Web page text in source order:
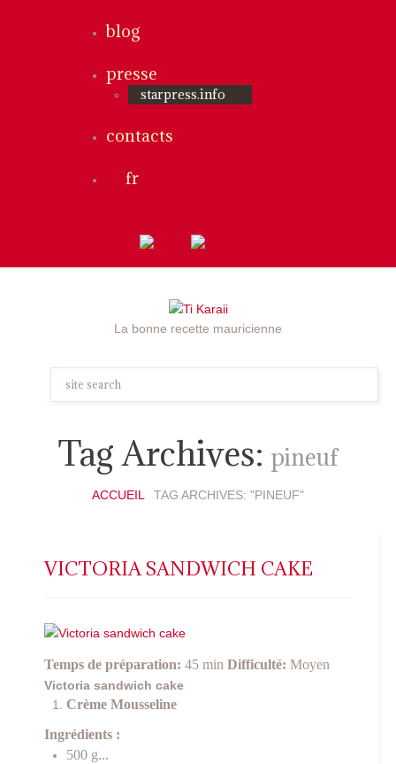
blog
presse
starpress.info
contacts
fr
La bonne recette mauricienne
Tag Archives: pineuf
ACCUEIL TAG ARCHIVES: "PINEUF"
VICTORIA SANDWICH CAKE
Temps de préparation: 45 min Difficulté: Moyen
Victoria sandwich cake
Crème Mousseline
Ingrédients :
500 g...